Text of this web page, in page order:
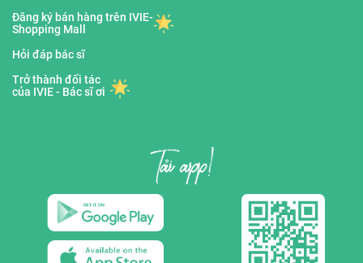
Đăng ký bán hàng trên IVIE-
Shopping Mall
Hỏi đáp bác sĩ
Trở thành đối tác
của IVIE - Bác sĩ ơi